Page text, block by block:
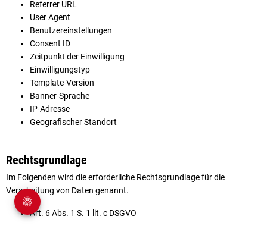
Referrer URL
User Agent
Benutzereinstellungen
Consent ID
Zeitpunkt der Einwilligung
Einwilligungstyp
Template-Version
Banner-Sprache
IP-Adresse
Geografischer Standort
Rechtsgrundlage
Im Folgenden wird die erforderliche Rechtsgrundlage für die
Verarbeitung von Daten genannt.
Art. 6 Abs. 1 S. 1 lit. c DSGVO